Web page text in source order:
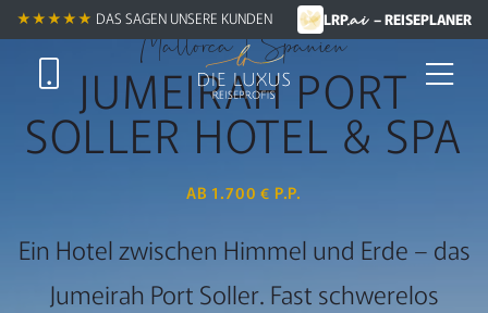
★★★★★ DAS SAGEN UNSERE KUNDEN LRP.ai – REISEPLANER
★★★★★ +
Mallorca | Spanien
JUMEIRAH PORT
SOLLER HOTEL & SPA
AB 1.700 € P.P.
Ein Hotel zwischen Himmel und Erde – das
Jumeirah Port Soller. Fast schwerelos